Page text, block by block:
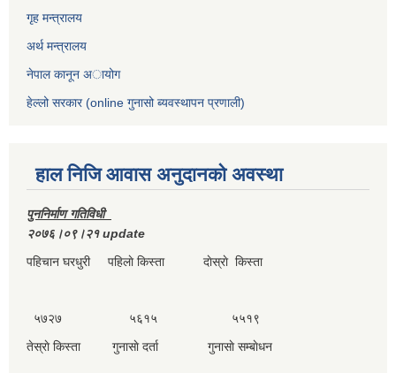
गृह मन्त्रालय
अर्थ मन्त्रालय
नेपाल कानून अायोग
हेल्लो सरकार (online गुनासो ब्यवस्थापन प्रणाली)
हाल निजि आवास अनुदानकाे अवस्था
पुननिर्माण गतिविधी
२०७६।०९।२१ update
पहिचान घरधुरी पहिलाे किस्ता दाेस्राे किस्ता
५७२७ ५६१५ ५५१९
तेस्राे किस्ता गुनासाे दर्ता गुनासाे सम्बाेधन